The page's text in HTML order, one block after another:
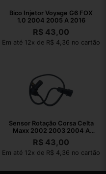
Bico Injetor Voyage G6 FOX
1.0 2004 2005 A 2016
R$ 43,00
Em até 12x de R$ 4,36 no cartão
Sensor Rotação Corsa Celta
Maxx 2002 2003 2004 A
2010
R$ 43,00
Em até 12x de R$ 4,36 no cartão